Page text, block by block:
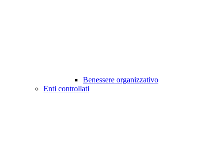
Benessere organizzativo
Enti controllati